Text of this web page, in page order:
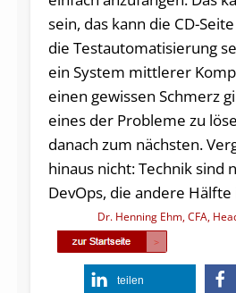
sein, das kann die CD-
die Testautomatisierung
ein System mittlerer
einen gewissen Schmerz
eines der Probleme zu
danach zum nächsten.
hinaus nicht: Technik sind
DevOps, die andere
Dr. Henning Ehm, CFA,
teilen